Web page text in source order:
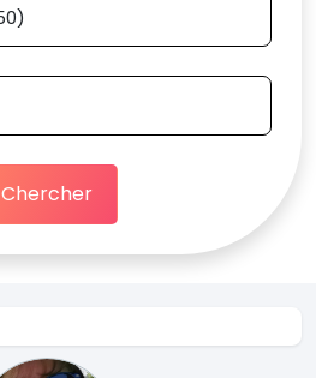
Chercher